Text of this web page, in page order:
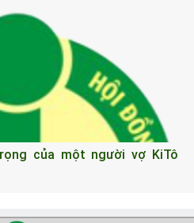
của một người vợ KiTô